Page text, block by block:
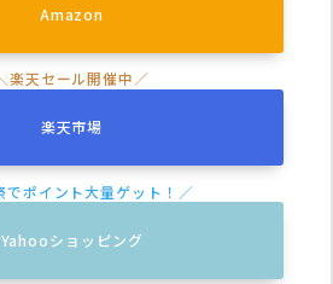
Amazon
楽天市場
Yahooショッピング